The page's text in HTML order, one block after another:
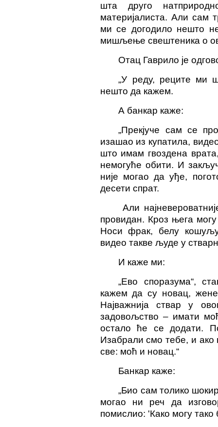
шта друго
материјалиста. Али сам
ми се догодило нешто
мишљење свештеника о
Отац Гаврило је
„У реду, реците ми
нешто да кажем.
А банкар каже:
„Прекјуче сам се
изашао из купатила,
што имам гвоздена
немогуће обити. И
није могао да уђе,
десети спрат.
Али
провидан. Кроз њега
Носи фрак, белу
видео такве људе у
И каже ми:
„Ево споразума“,
кажем да су новац,
Најважнија ствар у
задовољство – имати
остало ће седодати.
Изабрали смо тебе, и ако
све: моћ и новац.“
Банкар каже:
„Био сам толико
могао ни реч да
помислио: 'Како могу